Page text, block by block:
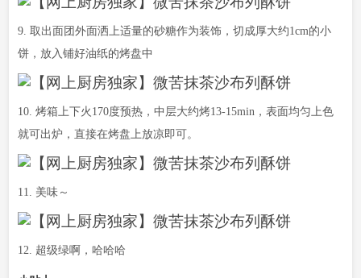
9. 取出面团外面洒上适量的砂糖作为装饰，切成厚大约1cm的小
饼，放入铺好油纸的烤盘中
10. 烤箱上下火170度预热，中层大约烤13-15min，表面均匀上色
就可出炉，直接在烤盘上放凉即可。
11. 美味～
12. 超级绿啊，哈哈哈